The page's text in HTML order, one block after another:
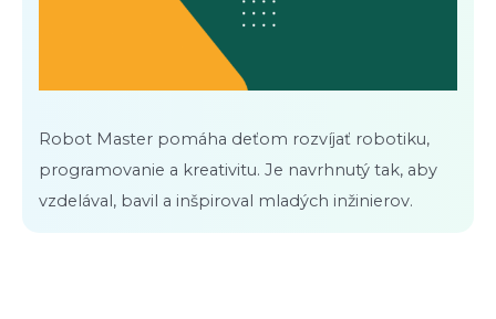
Robot Master pomáha deťom rozvíjať robotiku,
programovanie a kreativitu. Je navrhnutý tak, aby
vzdelával, bavil a inšpiroval mladých inžinierov.